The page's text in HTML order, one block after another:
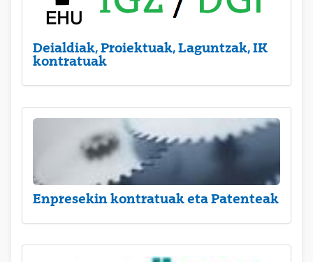
Deialdiak, Proiektuak, Laguntzak, IK
kontratuak
Enpresekin kontratuak eta Patenteak